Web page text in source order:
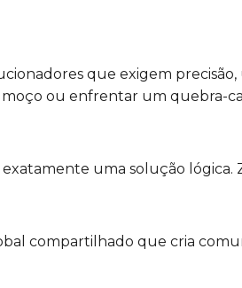
que exigem
ou enfrentar um quebra-
uma solução lógica.
compartilhado que cria